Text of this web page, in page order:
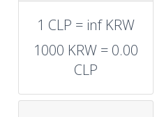
1 CLP = inf KRW
1000 KRW = 0.00
CLP